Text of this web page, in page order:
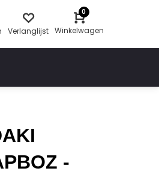
Verlanglijst
0
Winkelwagen
-